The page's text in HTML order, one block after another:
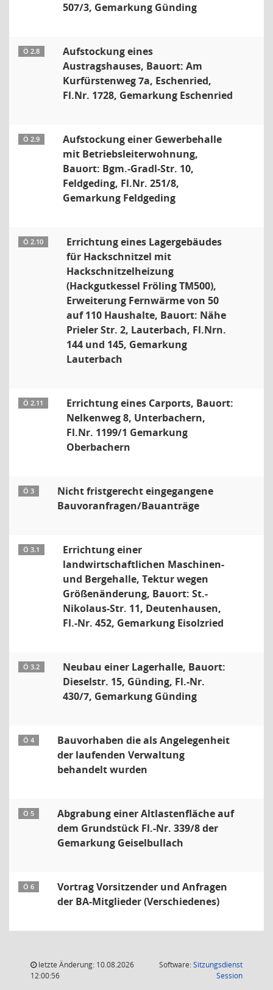
507/3, Gemarkung Günding
Ö 2.8
Aufstockung eines
Austragshauses, Bauort: Am
Kurfürstenweg 7a, Eschenried,
Fl.Nr. 1728, Gemarkung Eschenried
Ö 2.9
Aufstockung einer Gewerbehalle
mit Betriebsleiterwohnung,
Bauort: Bgm.-Gradl-Str. 10,
Feldgeding, Fl.Nr. 251/8,
Gemarkung Feldgeding
Ö 2.10
Errichtung eines Lagergebäudes
für Hackschnitzel mit
Hackschnitzelheizung
(Hackgutkessel Fröling TM500),
Erweiterung Fernwärme von 50
auf 110 Haushalte, Bauort: Nähe
Prieler Str. 2, Lauterbach, Fl.Nrn.
144 und 145, Gemarkung
Lauterbach
Ö 2.11
Errichtung eines Carports, Bauort:
Nelkenweg 8, Unterbachern,
Fl.Nr. 1199/1 Gemarkung
Oberbachern
Ö 3
Nicht fristgerecht eingegangene
Bauvoranfragen/Bauanträge
Ö 3.1
Errichtung einer
landwirtschaftlichen Maschinen-
und Bergehalle, Tektur wegen
Größenänderung, Bauort: St.-
Nikolaus-Str. 11, Deutenhausen,
Fl.-Nr. 452, Gemarkung Eisolzried
Ö 3.2
Neubau einer Lagerhalle, Bauort:
Dieselstr. 15, Günding, Fl.-Nr.
430/7, Gemarkung Günding
Ö 4
Bauvorhaben die als Angelegenheit
der laufenden Verwaltung
behandelt wurden
Ö 5
Abgrabung einer Altlastenfläche auf
dem Grundstück Fl.-Nr. 339/8 der
Gemarkung Geiselbullach
Ö 6
Vortrag Vorsitzender und Anfragen
der BA-Mitglieder (Verschiedenes)
letzte Änderung: 10.08.2026
12:00:56
Software:Sitzungsdienst
Session(Wird in